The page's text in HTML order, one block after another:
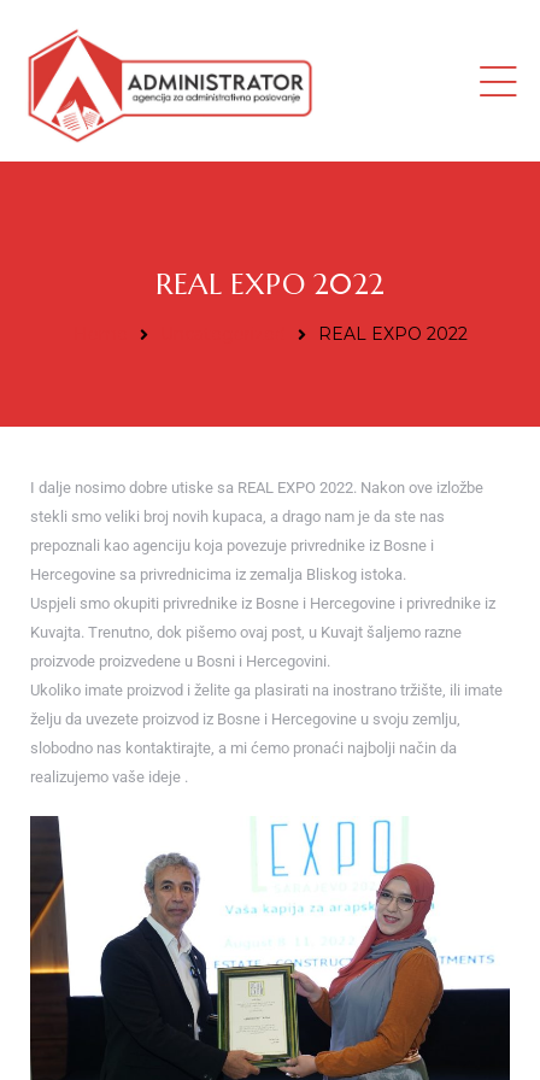
REAL EXPO 2022
REAL EXPO 2022
I dalje nosimo dobre utiske sa REAL EXPO 2022. Nakon ove izložbe
stekli smo veliki broj novih kupaca, a drago nam je da ste nas
prepoznali kao agenciju koja povezuje privrednike iz Bosne i
Hercegovine sa privrednicima iz zemalja Bliskog istoka.
Uspjeli smo okupiti privrednike iz Bosne i Hercegovine i privrednike iz
Kuvajta. Trenutno, dok pišemo ovaj post, u Kuvajt šaljemo razne
proizvode proizvedene u Bosni i Hercegovini.
Ukoliko imate proizvod i želite ga plasirati na inostrano tržište, ili imate
želju da uvezete proizvod iz Bosne i Hercegovine u svoju zemlju,
slobodno nas kontaktirajte, a mi ćemo pronaći najbolji način da
realizujemo vaše ideje .
radnik
brzo
u